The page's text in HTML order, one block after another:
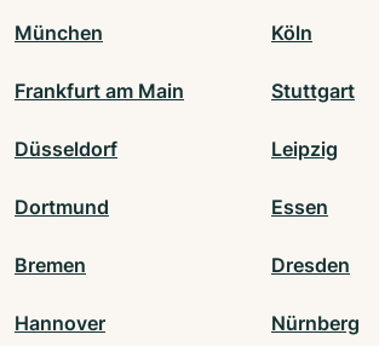
München Köln
Frankfurt am Main Stuttgart
Düsseldorf Leipzig
Dortmund Essen
Bremen Dresden
Hannover Nürnberg